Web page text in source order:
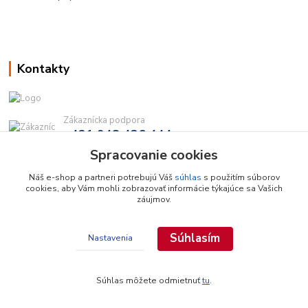
Kontakty
Zákaznícka podpora
+421 948 436 444
(Po-Pia, 9-16 hod.)
info@najdielna.sk
Copyright © 2026 najdielna.sk
Spracovanie cookies
Náš e-shop a partneri potrebujú Váš súhlas s použitím súborov
cookies, aby Vám mohli zobrazovať informácie týkajúce sa Vašich
záujmov.
Nastavenia Súhlasím
Súhlas môžete odmietnuťtu.